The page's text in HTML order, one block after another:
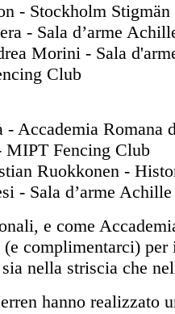
- Stockholm Stigmän
- Sala d’arme
Morini - Sala
Club
- Accademia Romana
MIPT Fencing Club
Ruokkonen -
- Sala d’arme
e come
(e complimentarci)
nella striscia che
hanno realizzato